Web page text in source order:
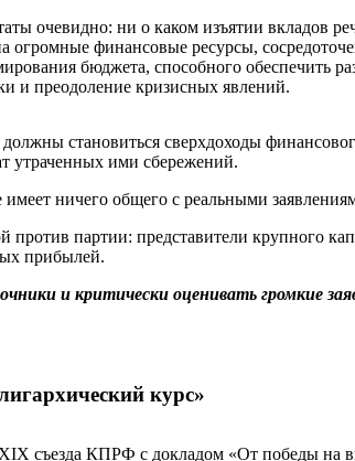
очевидно: ни о каком изъятии вкладов
огромные финансовые ресурсы,
бюджета, способного обеспечить
и преодоление кризисных явлений.
становиться сверхдоходы
утраченных ими сбережений.
ничего общего с реальными
партии: представители крупного
прибылей.
и критически оценивать громкие
курс»
съезда КПРФ с докладом «От победы на